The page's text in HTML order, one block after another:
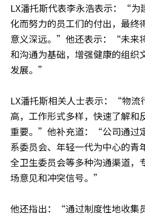
LX潘托斯代表李永浩表示：“为
化而努力的员工们的付出，最终
意义深远。”他还表示：“未来
和沟通为基础，增强健康的组织
发展。”
LX潘托斯相关人士表示：“物流
高，工作形式多样，快速了解和
重要。”他补充道：“公司通过
系委员会、年轻一代为中心的青
全卫生委员会等多种沟通渠道，
场意见和冲突信号。”
他还指出：“通过制度性地收集